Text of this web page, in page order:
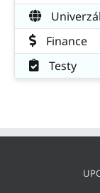
Finance
Testy